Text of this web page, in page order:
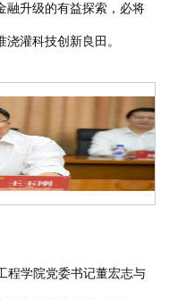
融升级的有益探索，必将
灌科技创新良田。
程学院党委书记董宏志与